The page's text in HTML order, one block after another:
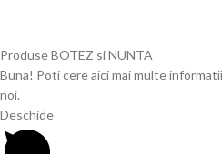
Produse BOTEZ si NUNTA
Buna! Poti cere aici mai multe
noi.
Deschide